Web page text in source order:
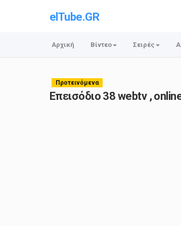
elTube.GR
Αρχική Βίντεο Σειρές
Προτεινόμενα
Επεισόδιο 38 webtv ,